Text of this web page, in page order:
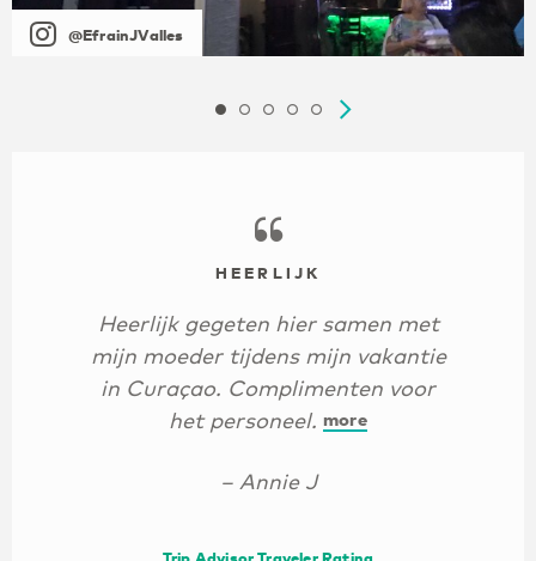
@EfrainJValles
HEERLIJK
Heerlijk gegeten hier samen met
mijn moeder tijdens mijn vakantie
in Curaçao. Complimenten voor
het personeel. more
– Annie J